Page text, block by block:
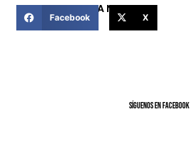
COMPARTIR ESTA NOTICIA
Facebook X
SíGUENOS EN FACEBOOK